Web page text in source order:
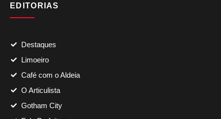
EDITORIAS
Destaques
Limoeiro
Café com o Aldeia
O Articulista
Gotham City